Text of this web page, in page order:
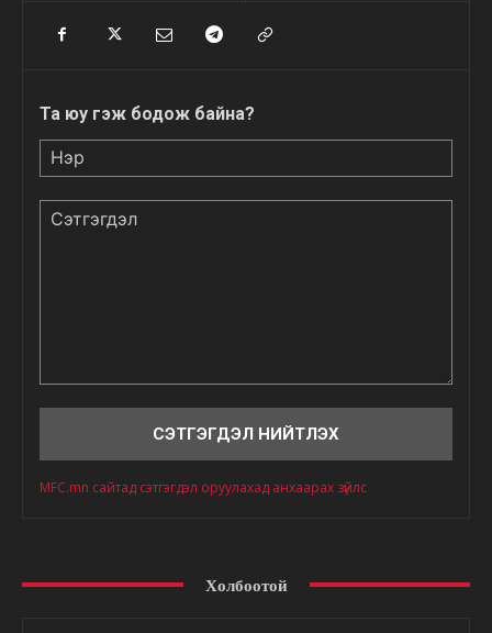
Та юу гэж бодож байна?
MFC.mn сайтад сэтгэгдэл оруулахад анхаарах зүйлс
Холбоотой